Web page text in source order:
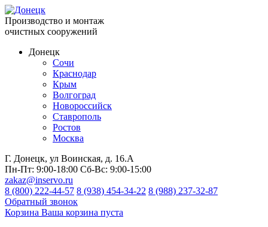
Производство и монтаж
очистных сооружений
Донецк
Сочи
Краснодар
Крым
Волгоград
Новороссийск
Ставрополь
Ростов
Москва
Г. Донецк, ул Воинская, д. 16.А
Пн-Пт: 9:00-18:00 Сб-Вс: 9:00-15:00
zakaz@inservo.ru
8 (800) 222-44-57 8 (938) 454-34-22 8 (988) 237-32-87
Обратный звонок
Корзина Ваша корзина пуста